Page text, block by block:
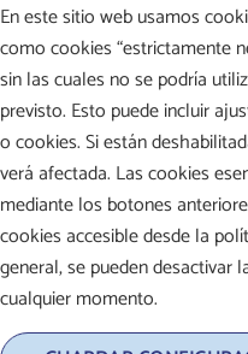
En este sitio web usamos
como cookies “estrictamente
sin las cuales no se podría
previsto. Esto puede incluir
o cookies. Si están
verá afectada. Las cookies
mediante los botones
cookies accesible desde la
general, se pueden desactivar
cualquier momento.